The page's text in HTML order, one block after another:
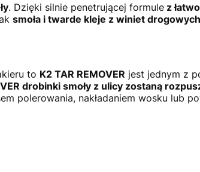
. Dzięki silnie penetrującej formulez
smoła i twarde kleje z winiet
to K2 TAR REMOVER jest jednym z
drobinki smoły z ulicy zostaną
polerowania, nakładaniem wosku lub